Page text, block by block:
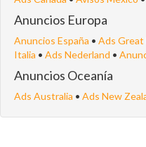
Anuncios Europa
Anuncios España • Ads Great
Italia • Ads Nederland •
Anuncios Oceanía
Ads Australia • Ads New